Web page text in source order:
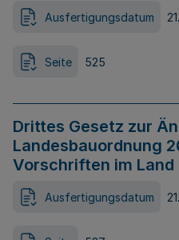
Ausfertigungsdatum
Seite 525
Drittes Gesetz zur
Landesbauordnung
Vorschriften im
Ausfertigungsdatum